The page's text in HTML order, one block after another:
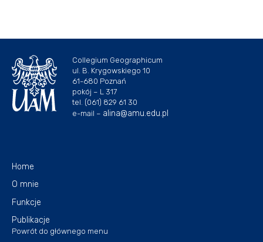
Collegium Geographicum
ul. B. Krygowskiego 10
61-680 Poznań
pokój – L 317
tel. (061) 829 61 30
e-mail – alina@amu.edu.pl
Home
O mnie
Funkcje
Publikacje
Powrót do głównego menu